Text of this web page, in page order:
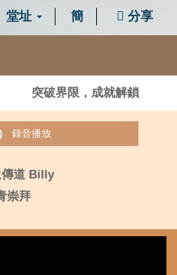
堂址 簡 分享
突破界限，成就解鎖
錄音播放
傳道 Billy
崇拜